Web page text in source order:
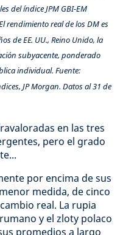
del índice JPM GBI-EM
rendimiento real de los DM es
de EE. UU., Reino Unido, la
subyacente, ponderado
individual. Fuente:
JP Morgan. Datos al 31 de
en las tres
pero el grado
por encima de sus
medida, de cinco
real. La rupia
y el zloty polaco
promedios a largo